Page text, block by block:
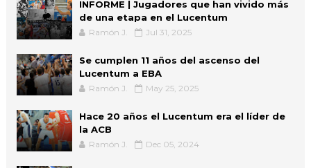
INFORME | Jugadores que han vivido más
de una etapa en el Lucentum
Ramón J. Jul 31, 2025
Se cumplen 11 años del ascenso del
Lucentum a EBA
Ramón J. May 25, 2025
Hace 20 años el Lucentum era el líder de
la ACB
Ramón J. Dec 05, 2024